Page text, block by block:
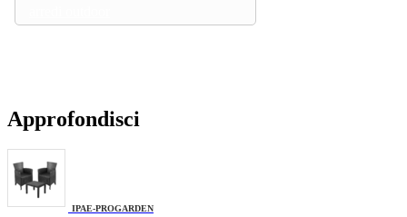
Approfondisci
IPAE-PROGARDEN